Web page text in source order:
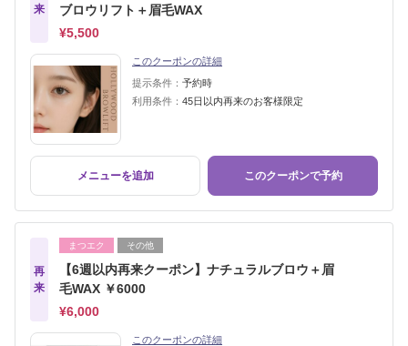
来
ブロウリフト＋眉毛WAX
¥5,500
このクーポンの詳細
提示条件： 予約時
利用条件： 45日以内再来のお客様限定
メニューを追加 このクーポンで予約
再
来
まつエク その他
【6週以内再来クーポン】ナチュラルブロウ＋眉
毛WAX ￥6000
¥6,000
このクーポンの詳細